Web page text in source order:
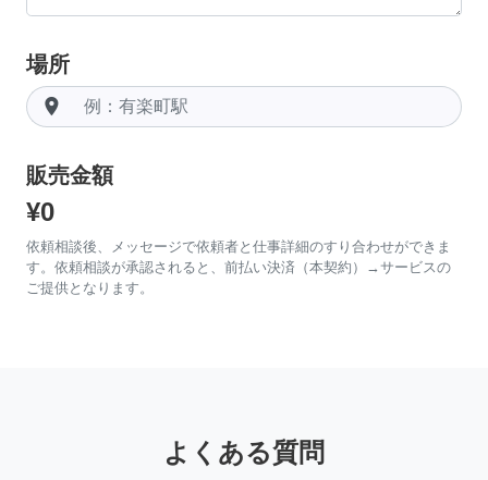
場所
room
販売金額
¥0
依頼相談後、メッセージで依頼者と仕事詳細のすり合わせができま
す。依頼相談が承認されると、前払い決済（本契約）→サービスの
ご提供となります。
よくある質問